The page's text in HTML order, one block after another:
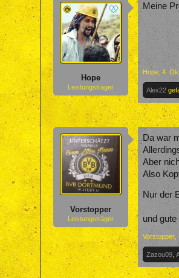
Hope
Leistungsträger
Meine
Hope 4.
Alex22
Vorstopper
Leistungsträger
Da war
Aber
Also
Nur der
und
Vorstopper
Zazou09 ,